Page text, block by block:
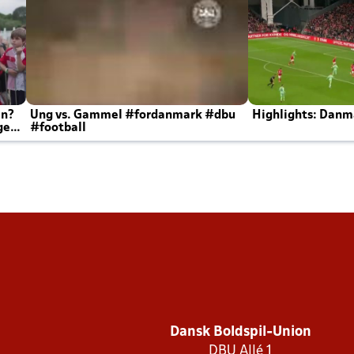
Ung vs. Gammel #fordanmark #dbu
#football
Highlights:
Dansk Boldspil-Union